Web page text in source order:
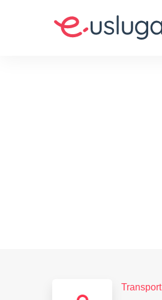
Transport